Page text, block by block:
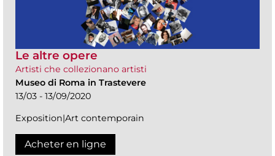
Le altre opere
Artisti che collezionano artisti
Museo di Roma in Trastevere
13/03 - 13/09/2020
Exposition|Art contemporain
Acheter en ligne